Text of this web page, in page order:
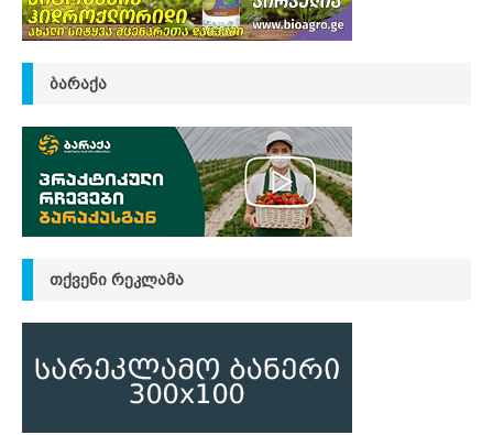
ᲑᲐᲠᲐᲥᲐ
ᲗᲥᲕᲔᲜᲘ ᲠᲔᲙᲚᲐᲛᲐ